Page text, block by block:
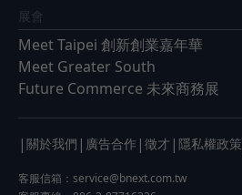
展會
Meet Taipei 創新創業嘉年華
Meet Greater South
Future Commerce 未來商務展
| 關於我們 | 廣告合作 | 徵才 | 隱私權政策
客服信箱： service@bnext.com.tw